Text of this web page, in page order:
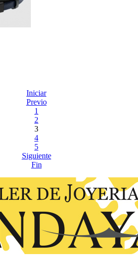
Iniciar
Previo
1
2
3
4
5
Siguiente
Fin